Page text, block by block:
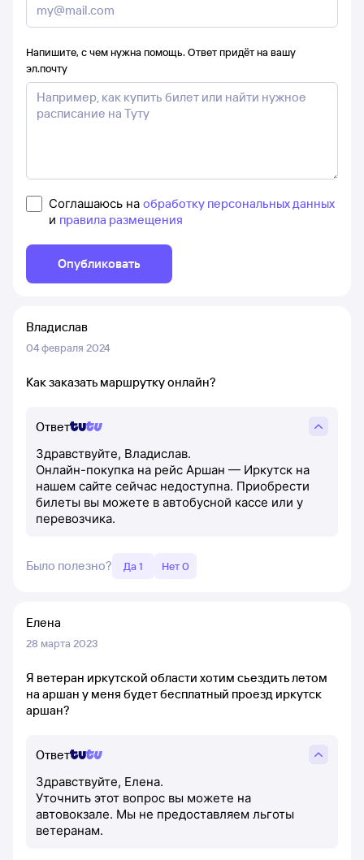
Напишите, с чем нужна помощь. Ответ придёт на вашу
эл.почту
Соглашаюсь на обработку персональных данных
и правила размещения
Опубликовать
Владислав
04 февраля 2024
Как заказать маршрутку онлайн?
Ответ
Здравствуйте, Владислав.
Онлайн-покупка на рейс Аршан — Иркутск на
нашем сайте сейчас недоступна. Приобрести
билеты вы можете в автобусной кассе или у
перевозчика.
Было полезно? Да 1 Нет 0
Елена
28 марта 2023
Я ветеран иркутской области хотим сьездить летом
на аршан у меня будет бесплатный проезд иркутск
аршан?
Ответ
Здравствуйте, Елена.
Уточнить этот вопрос вы можете на
автовокзале. Мы не предоставляем льготы
ветеранам.